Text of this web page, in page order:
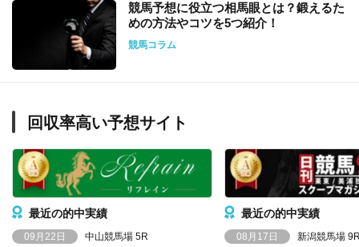
競馬予想に役立つ相馬眼とは？鍛えるた
めの方法やコツを5つ紹介！
競馬コラム
回収率高い予想サイト
最近の的中実績
09月22日 中山競馬場 5R
最近の的中実績
08月17日 新潟競馬場